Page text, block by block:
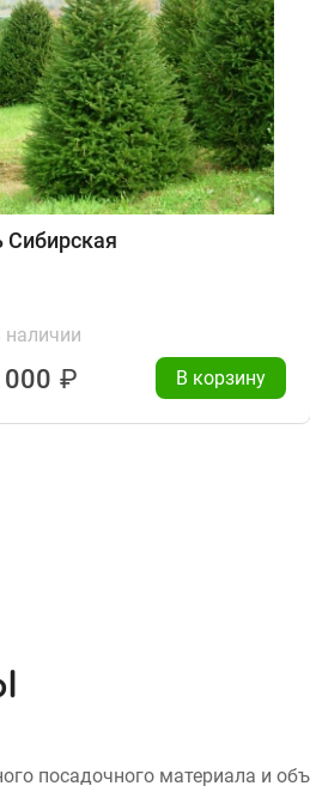
Сибирская
наличии
000 ₽ В корзину
посадочного материала и